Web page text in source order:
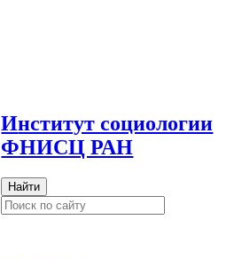
Институт социологии
ФНИСЦ РАН
Найти